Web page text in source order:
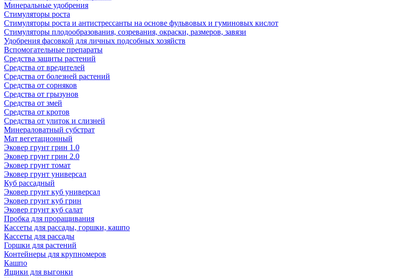
Минеральные удобрения
Стимуляторы роста
Стимуляторы роста и антистрессанты на основе фульвовых и гуминовых кислот
Стимуляторы плодообразования, созревания, окраски, размеров, завязи
Удобрения фасовкой для личных подсобных хозяйств
Вспомогательные препараты
Средства защиты растений
Средства от вредителей
Средства от болезней растений
Средства от сорняков
Средства от грызунов
Средства от змей
Средства от кротов
Средства от улиток и слизней
Минераловатный субстрат
Мат вегетационный
Эковер грунт грин 1.0
Эковер грунт грин 2.0
Эковер грунт томат
Эковер грунт универсал
Куб рассадный
Эковер грунт куб универсал
Эковер грунт куб грин
Эковер грунт куб салат
Пробка для проращивания
Кассеты для рассады, горшки, кашпо
Кассеты для рассады
Горшки для растений
Контейнеры для крупномеров
Кашпо
Ящики для выгонки